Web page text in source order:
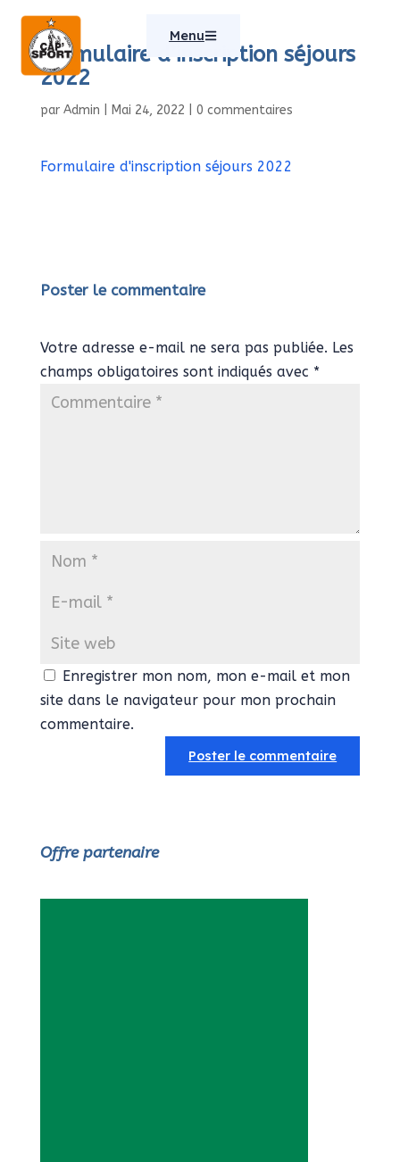
Menu
Formulaire d’inscription séjours
2022
par Admin Mai 24, 2022 0 commentaires
Formulaire d'inscription séjours 2022
Poster le commentaire
Votre adresse e-mail ne sera pas publiée. Les
champs obligatoires sont indiqués avec *
Enregistrer mon nom, mon e-mail et mon
site dans le navigateur pour mon prochain
commentaire.
Offre partenaire